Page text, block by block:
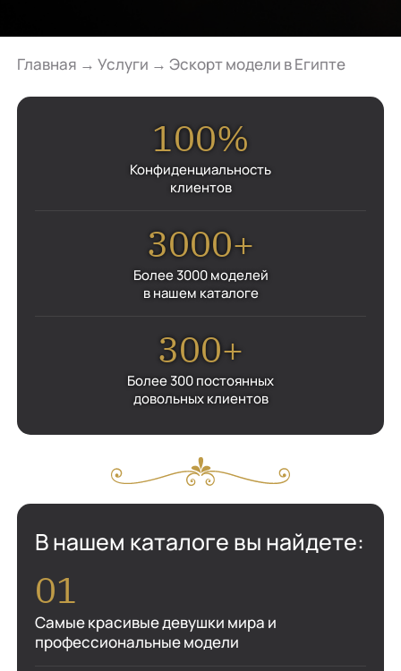
Главная → Услуги → Эскорт модели в Египте
100%
Конфиденциальность
клиентов
3000+
Более 3000 моделей
в нашем каталоге
300+
Более 300 постоянных
довольных клиентов
В нашем каталоге вы найдете:
Самые красивые девушки мира и
профессиональные модели